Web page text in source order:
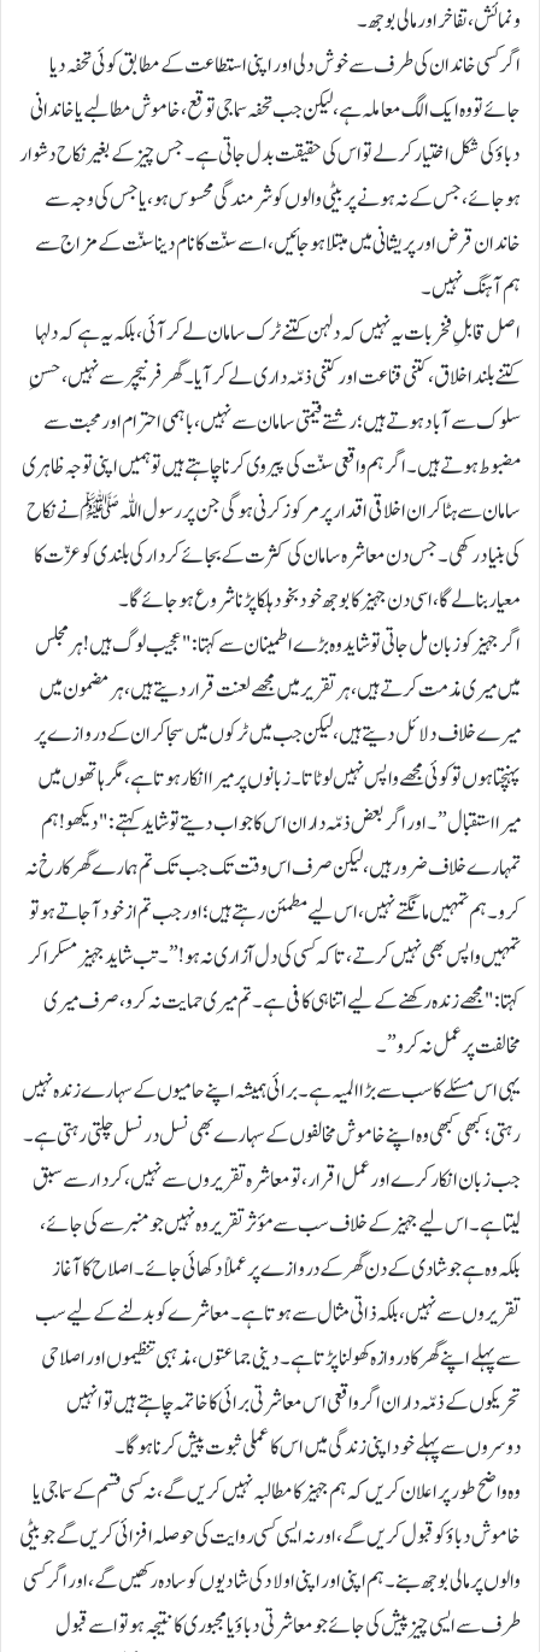
و نمائش، تفاخر اور مالی بوجھ۔
اگر کسی خاندان کی طرف سے خوش دلی اور اپنی استطاعت کے مطابق کوئی تحفہ دیا
جائے تو وہ ایک الگ معاملہ ہے، لیکن جب تحفہ سماجی توقع، خاموش مطالبے یا خاندانی
دباؤ کی شکل اختیار کرلے تو اس کی حقیقت بدل جاتی ہے۔ جس چیز کے بغیر نکاح دشوار
ہوجائے، جس کے نہ ہونے پر بیٹی والوں کو شرمندگی محسوس ہو، یا جس کی وجہ سے
خاندان قرض اور پریشانی میں مبتلا ہوجائیں، اسے سنّت کا نام دینا سنّت کے مزاج سے
ہم آہنگ نہیں۔
اصل قابلِ فخر بات یہ نہیں کہ دلہن کتنے ٹرک سامان لے کر آئی، بلکہ یہ ہے کہ دلہا
کتنے بلند اخلاق، کتنی قناعت اور کتنی ذمّہ داری لے کر آیا۔ گھر فرنیچر سے نہیں، حسنِ
سلوک سے آباد ہوتے ہیں؛ رشتے قیمتی سامان سے نہیں، باہمی احترام اور محبت سے
مضبوط ہوتے ہیں۔ اگر ہم واقعی سنّت کی پیروی کرنا چاہتے ہیں تو ہمیں اپنی توجہ ظاہری
سامان سے ہٹا کر ان اخلاقی اقدار پر مرکوز کرنی ہوگی جن پر رسول اللّٰہﷺ نے نکاح
کی بنیاد رکھی۔ جس دن معاشرہ سامان کی کثرت کے بجائے کردار کی بلندی کو عزّت کا
معیار بنا لے گا، اسی دن جہیز کا بوجھ خودبخود ہلکا پڑنا شروع ہوجائے گا۔
اگر جہیز کو زبان مل جاتی تو شاید وہ بڑے اطمینان سے کہتا: "عجیب لوگ ہیں! ہر مجلس
میں میری مذمت کرتے ہیں، ہر تقریر میں مجھے لعنت قرار دیتے ہیں، ہر مضمون میں
میرے خلاف دلائل دیتے ہیں، لیکن جب میں ٹرکوں میں سجا کر ان کے دروازے پر
پہنچتا ہوں تو کوئی مجھے واپس نہیں لوٹاتا۔ زبانوں پر میرا انکار ہوتا ہے، مگر ہاتھوں میں
میرا استقبال”۔ اور اگر بعض ذمّہ داران اس کا جواب دیتے تو شاید کہتے: "دیکھو! ہم
تمہارے خلاف ضرور ہیں، لیکن صرف اس وقت تک جب تک تم ہمارے گھر کا رخ نہ
کرو۔ ہم تمہیں مانگتے نہیں، اس لیے مطمئن رہتے ہیں؛ اور جب تم ازخود آجاتے ہو تو
تمہیں واپس بھی نہیں کرتے، تاکہ کسی کی دل آزاری نہ ہو!”۔ تب شاید جہیز مسکرا کر
کہتا: "مجھے زندہ رکھنے کے لیے اتنا ہی کافی ہے۔ تم میری حمایت نہ کرو، صرف میری
مخالفت پر عمل نہ کرو”۔
یہی اس مسئلے کا سب سے بڑا المیہ ہے۔ برائی ہمیشہ اپنے حامیوں کے سہارے زندہ نہیں
رہتی؛ کبھی کبھی وہ اپنے خاموش مخالفوں کے سہارے بھی نسل در نسل چلتی رہتی ہے۔
جب زبان انکار کرے اور عمل اقرار، تو معاشرہ تقریروں سے نہیں، کردار سے سبق
لیتا ہے۔ اس لیے جہیز کے خلاف سب سے مؤثر تقریر وہ نہیں جو منبر سے کی جائے،
بلکہ وہ ہے جو شادی کے دن گھر کے دروازے پر عملاً دکھائی جائے۔ اصلاح کا آغاز
تقریروں سے نہیں، بلکہ ذاتی مثال سے ہوتا ہے۔ معاشرے کو بدلنے کے لیے سب
سے پہلے اپنے گھر کا دروازہ کھولنا پڑتا ہے۔ دینی جماعتوں، مذہبی تنظیموں اور اصلاحی
تحریکوں کے ذمّہ داران اگر واقعی اس معاشرتی برائی کا خاتمہ چاہتے ہیں تو انہیں
دوسروں سے پہلے خود اپنی زندگی میں اس کا عملی ثبوت پیش کرنا ہوگا۔
وہ واضح طور پر اعلان کریں کہ ہم جہیز کا مطالبہ نہیں کریں گے، نہ کسی قسم کے سماجی یا
خاموش دباؤ کو قبول کریں گے، اور نہ ایسی کسی روایت کی حوصلہ افزائی کریں گے جو بیٹی
والوں پر مالی بوجھ بنے۔ ہم اپنی اور اپنی اولاد کی شادیوں کو سادہ رکھیں گے، اور اگر کسی
طرف سے ایسی چیز پیش کی جائے جو معاشرتی دباؤ یا مجبوری کا نتیجہ ہو تو اسے قبول